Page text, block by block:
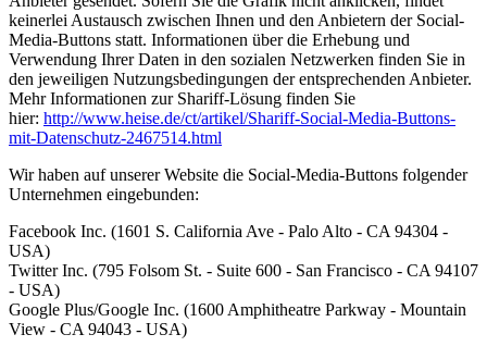
keinerlei Austausch zwischen Ihnen und den Anbietern der Social-
Media-Buttons statt. Informationen über die Erhebung und
Verwendung Ihrer Daten in den sozialen Netzwerken finden Sie in
den jeweiligen Nutzungsbedingungen der entsprechenden Anbieter.
Mehr Informationen zur Shariff-Lösung finden Sie
hier: http://www.heise.de/ct/artikel/Shariff-Social-Media-Buttons-
mit-Datenschutz-2467514.html
Wir haben auf unserer Website die Social-Media-Buttons folgender
Unternehmen eingebunden:
Facebook Inc. (1601 S. California Ave - Palo Alto - CA 94304 -
USA)
Twitter Inc. (795 Folsom St. - Suite 600 - San Francisco - CA 94107
- USA)
Google Plus/Google Inc. (1600 Amphitheatre Parkway - Mountain
View - CA 94043 - USA)